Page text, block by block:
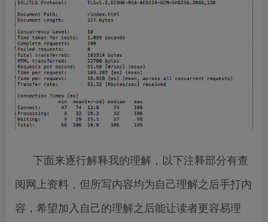
下面来逐行解释我的理解，以下注释部分有查
阅网上资料，但所写内容均为自己理解之后手打内
容，希望加入自己的理解之后能让读者更容易理